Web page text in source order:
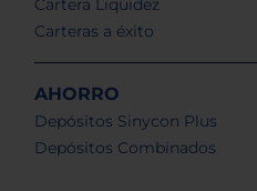
Cartera Liquidez
Carteras a éxito
AHORRO
Depósitos Sinycon Plus
Depósitos Combinados